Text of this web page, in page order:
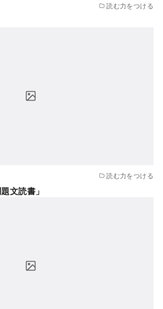
読む力をつける
読む力をつける
文読書」